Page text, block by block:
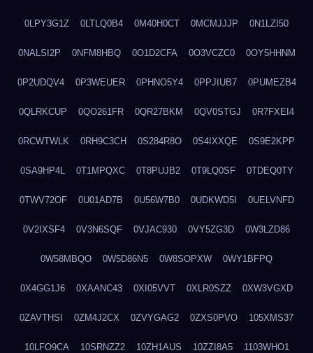
0LPY3G1Z 0LTLQ0B4 0M40H0CT 0MCMJJJP 0N1LZI50
0NALSI2P 0NFM8HBQ 0O1D2CFA 0O3VCZC0 0OY5HHNM
0P2UDQV4 0P3WEUER 0PHNO5Y4 0PPJIUB7 0PUMEZB4
0QLRKCUP 0QO261FR 0QR27BKM 0QV0STGJ 0R7FXEI4
0RCWTWLK 0RH9C3CH 0S284R8O 0S4IXXQE 0S9E2KPP
0SA9HP4L 0T1MPQXC 0T8PUJB2 0T9LQ0SF 0TDEQ0TY
0TWV72OF 0U01AD7B 0U56W7B0 0UDKWD5I 0UELVNFD
0V2IXSF4 0V3N6SQF 0VJAC930 0VY5ZG3D 0W3LZD86
0W58MBQO 0W5D86N5 0W8SOPXW 0WY1BFPQ
0X4GG1J6 0XAANC43 0XI05VVT 0XLR0SZZ 0XW3VGXD
0ZAVTHSI 0ZM4J2CX 0ZVYGAG2 0ZXS0PVO 105XMS37
10LFO9CA 10SRNZZ2 10ZH1AUS 10ZZI8A5 1103WHO1